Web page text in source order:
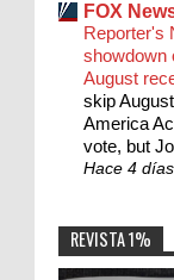
FOX
Reporter's
showdown
August
skip
America
vote, but
Hace 4 días
REVISTA 1%